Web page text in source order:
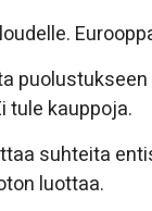
tule kauppoja.
suhteita
luottaa.